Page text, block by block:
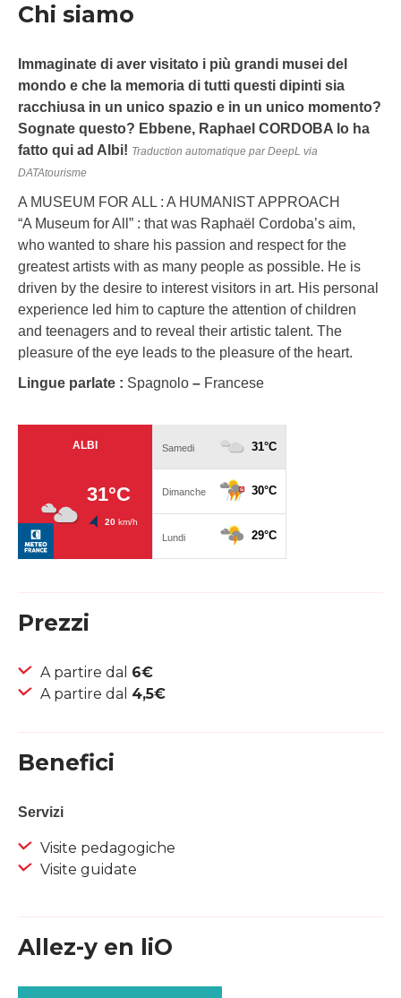
Chi siamo
Immaginate di aver visitato i più grandi musei del
mondo e che la memoria di tutti questi dipinti sia
racchiusa in un unico spazio e in un unico momento?
Sognate questo? Ebbene, Raphael CORDOBA lo ha
fatto qui ad Albi! Traduction automatique par DeepL via
DATAtourisme
A MUSEUM FOR ALL : A HUMANIST APPROACH
“A Museum for All” : that was Raphaël Cordoba’s aim,
who wanted to share his passion and respect for the
greatest artists with as many people as possible. He is
driven by the desire to interest visitors in art. His personal
experience led him to capture the attention of children
and teenagers and to reveal their artistic talent. The
pleasure of the eye leads to the pleasure of the heart.
Lingue parlate : Spagnolo – Francese
Prezzi
A partire dal 6€
A partire dal 4,5€
Benefici
Servizi
Visite pedagogiche
Visite guidate
Allez-y en liO